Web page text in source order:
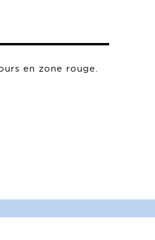
en zone rouge.